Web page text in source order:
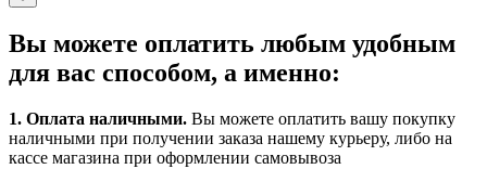
Вы можете оплатить любым удобным
для вас способом, а именно:
1. Оплата наличными. Вы можете оплатить вашу покупку
наличными при получении заказа нашему курьеру, либо на
кассе магазина при оформлении самовывоза